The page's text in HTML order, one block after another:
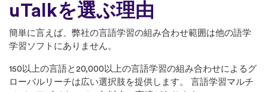
uTalkを選ぶ理由
簡単に言えば、弊社の言語学習の組み合わせ範囲は他の語学
学習ソフトにありません。
150以上の言語と20,000以上の言語学習の組み合わせによるグ
ローバルリーチは広い選択肢を提供します。 言語学習マルチ